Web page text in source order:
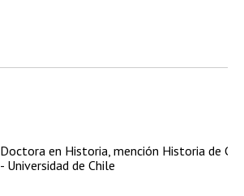
Doctora en Historia, mención Historia de Chile
- Universidad de Chile